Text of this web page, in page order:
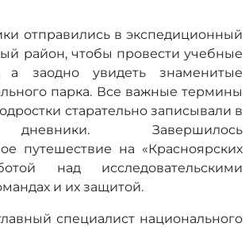
отправились в экспедиционный
район, чтобы провести учебные
а заодно увидеть знаменитые
парка. Все важные термины
старательно записывали в
Завершилось
путешествие на «Красноярских
над исследовательскими
и их защитой.
специалист национального